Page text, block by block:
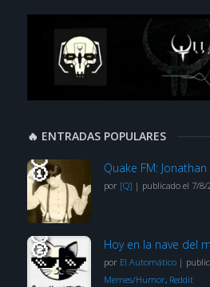
🔥 ENTRADAS POPULARES
Quake FM: Jonathan
por [Q] | publicado el 7/8/
Hoy en la nave del
por El Automático|
Memes/Humor, Reddit